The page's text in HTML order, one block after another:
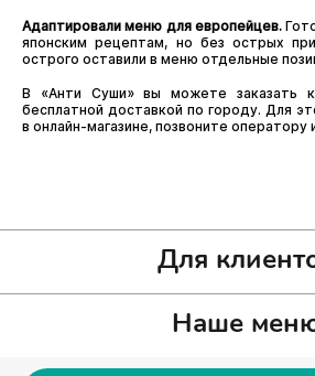
Адаптировали меню для европейцев.
японским рецептам, но без острых
острого оставили в меню отдельные
В «Анти Суши» вы можете заказать
бесплатной доставкой по городу. Для
в онлайн-магазине, позвоните оператору
Для
Наше